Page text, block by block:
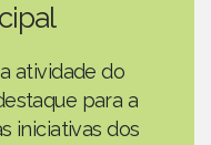
atividade do
para a
iniciativas dos